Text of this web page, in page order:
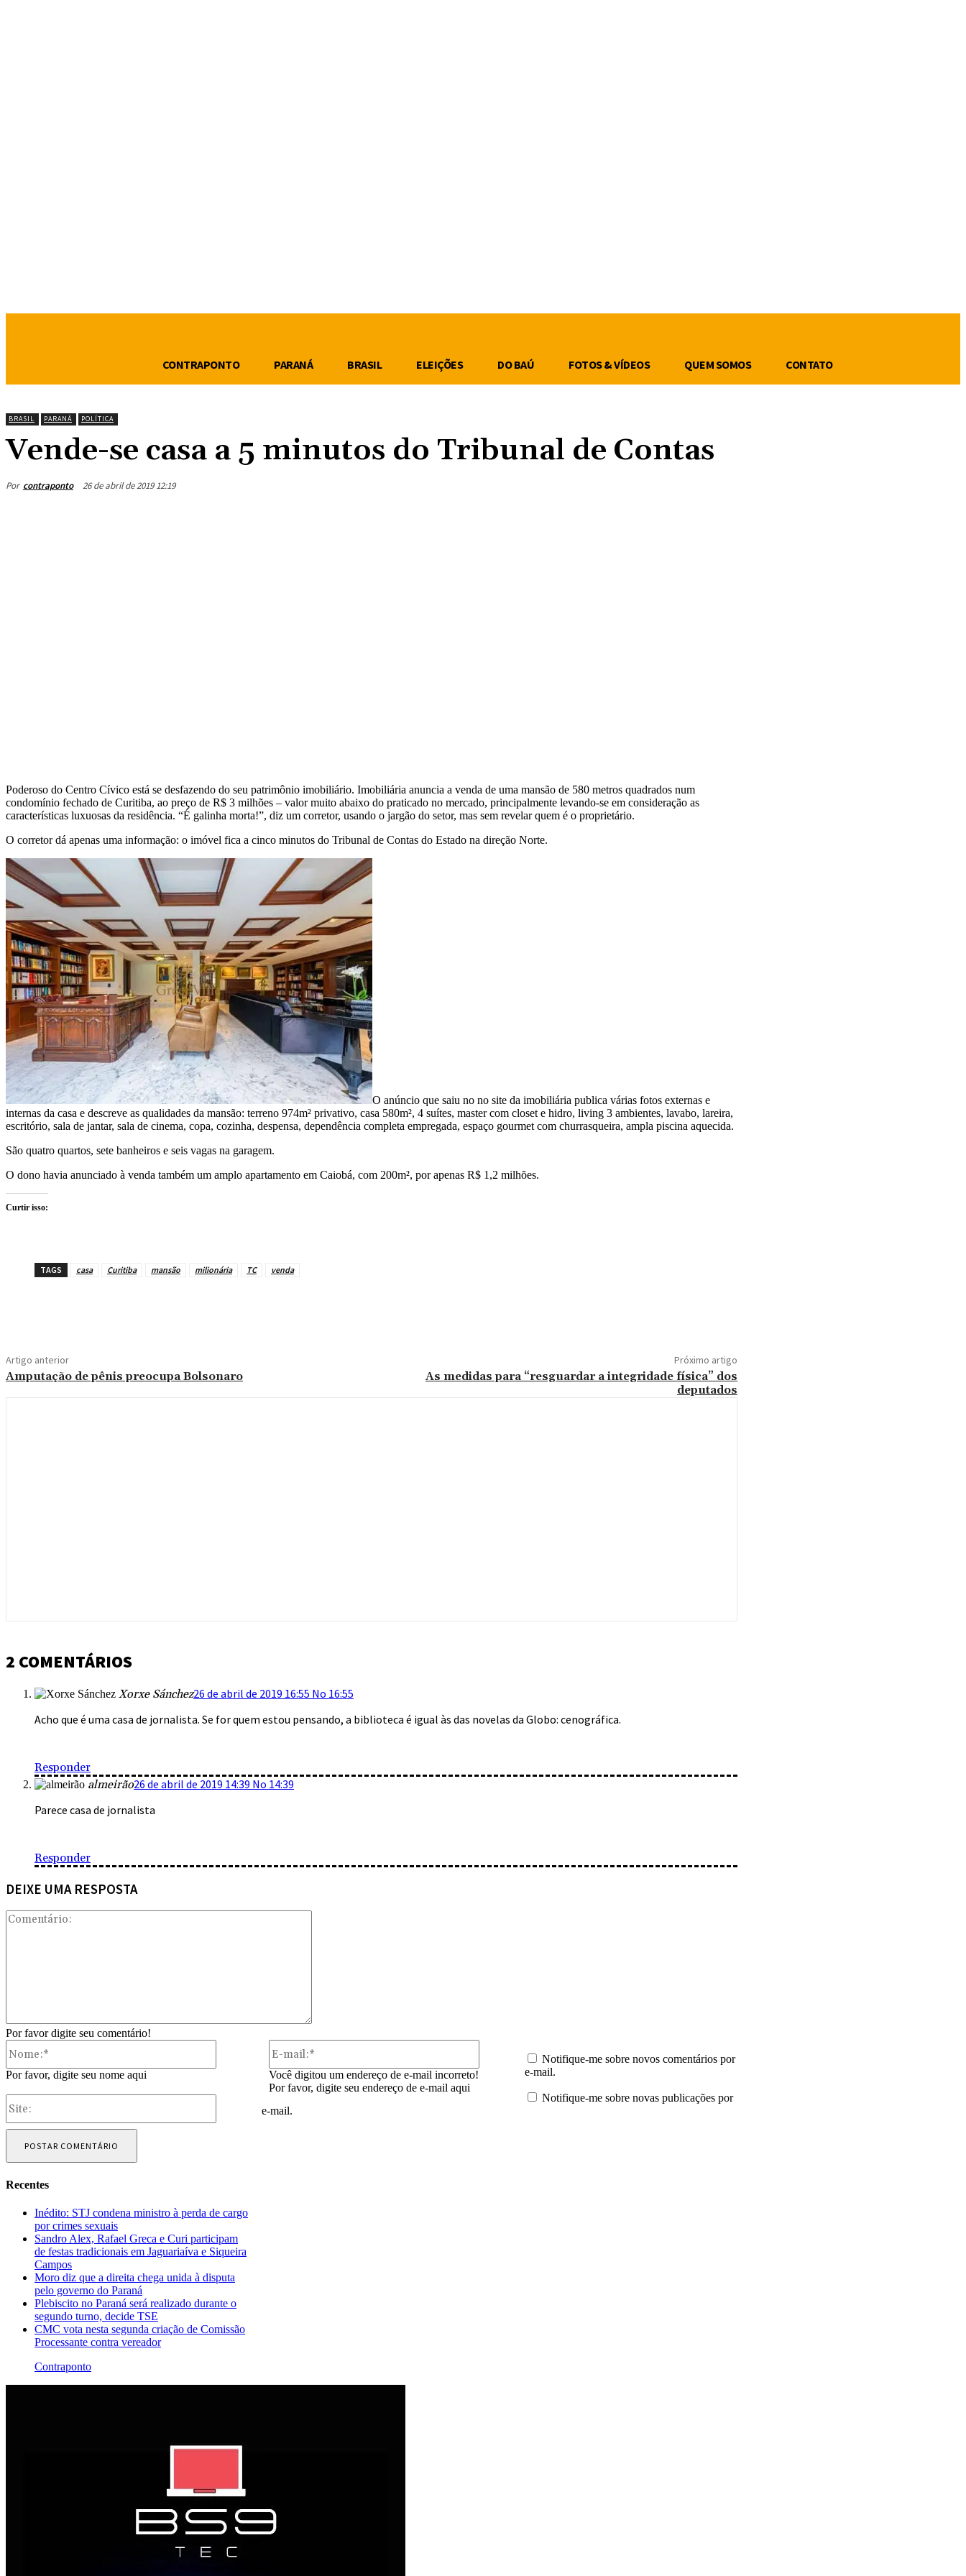
CONTRAPONTO PARANÁ BRASIL ELEIÇÕES DO BAÚ FOTOS & VÍDEOS QUEM SOMOS CONTATO
BRASIL PARANÁ POLÍTICA
Vende-se casa a 5 minutos do Tribunal de Contas
Por contraponto 26 de abril de 2019 12:19
Poderoso do Centro Cívico está se desfazendo do seu patrimônio imobiliário. Imobiliária anuncia a venda de uma mansão de 580 metros quadrados num
condomínio fechado de Curitiba, ao preço de R$ 3 milhões – valor muito abaixo do praticado no mercado, principalmente levando-se em consideração as
características luxuosas da residência. “É galinha morta!”, diz um corretor, usando o jargão do setor, mas sem revelar quem é o proprietário.
O corretor dá apenas uma informação: o imóvel fica a cinco minutos do Tribunal de Contas do Estado na direção Norte.
O anúncio que saiu no no site da imobiliária publica várias fotos externas e
internas da casa e descreve as qualidades da mansão: terreno 974m² privativo, casa 580m², 4 suítes, master com closet e hidro, living 3 ambientes, lavabo, lareira,
escritório, sala de jantar, sala de cinema, copa, cozinha, despensa, dependência completa empregada, espaço gourmet com churrasqueira, ampla piscina aquecida.
São quatro quartos, sete banheiros e seis vagas na garagem.
O dono havia anunciado à venda também um amplo apartamento em Caiobá, com 200m², por apenas R$ 1,2 milhões.
Curtir isso:
TAGS casa Curitiba mansão milionária TC venda
Artigo anterior
Amputação de pênis preocupa Bolsonaro
Próximo artigo
As medidas para “resguardar a integridade física” dos
deputados
2 COMENTÁRIOS
Xorxe Sánchez26 de abril de 2019 16:55 No 16:55
Acho que é uma casa de jornalista. Se for quem estou pensando, a biblioteca é igual às das novelas da Globo: cenográfica.
Responder
almeirão26 de abril de 2019 14:39 No 14:39
Parece casa de jornalista
Responder
DEIXE UMA RESPOSTA
Por favor digite seu comentário!
Por favor, digite seu nome aqui
Você digitou um endereço de e-mail incorreto!
Por favor, digite seu endereço de e-mail aqui
Notifique-me sobre novos comentários por
e-mail.
Notifique-me sobre novas publicações por
e-mail.
Recentes
Inédito: STJ condena ministro à perda de cargo
por crimes sexuais
Sandro Alex, Rafael Greca e Curi participam
de festas tradicionais em Jaguariaíva e Siqueira
Campos
Moro diz que a direita chega unida à disputa
pelo governo do Paraná
Plebiscito no Paraná será realizado durante o
segundo turno, decide TSE
CMC vota nesta segunda criação de Comissão
Processante contra vereador
Contraponto